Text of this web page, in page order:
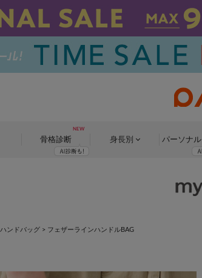
骨格診断 身長別 パーソナル
ハンドバッグ > フェザーラインハンドルBAG